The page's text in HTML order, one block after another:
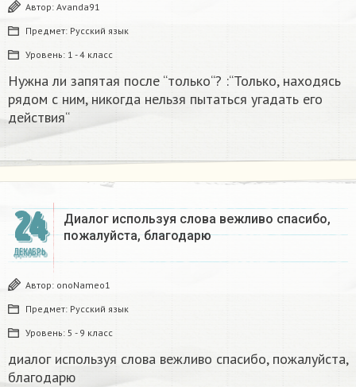
Автор: Avanda91
Предмет: Русский язык
Уровень: 1 - 4 класс
Нужна ли запятая после “только“? :“Только, находясь
рядом с ним, никогда нельзя пытаться угадать его
действия“
24
ДЕКАБРЬ
Диалог используя слова вежливо спасибо,
пожалуйста, благодарю
Автор: onoNameo1
Предмет: Русский язык
Уровень: 5 - 9 класс
диалог используя слова вежливо спасибо, пожалуйста,
благодарю